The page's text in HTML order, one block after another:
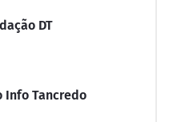
DT
Info Tancredo